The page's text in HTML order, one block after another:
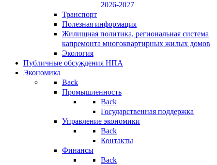
2026-2027
Транспорт
Полезная информация
Жилищная политика, региональная система
капремонта многоквартирных жилых домов
Экология
Публичные обсуждения НПА
Экономика
Back
Промышленность
Back
Государственная поддержка
Управление экономики
Back
Контакты
Финансы
Back